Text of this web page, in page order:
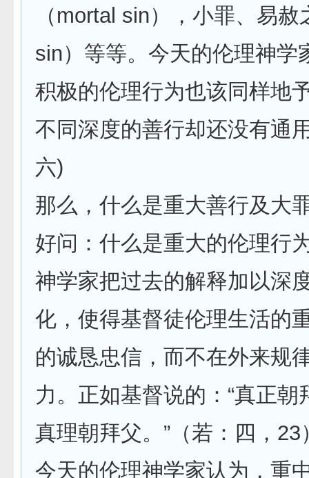
（mortal sin），小罪、易
sin）等等。今天的伦理神学
积极的伦理行为也该同样地
不同深度的善行却还没有通
六)
那么，什么是重大善行及大
好问：什么是重大的伦理行
神学家把过去的解释加以深
化，使得基督徒伦理生活的
的诚恳忠信，而不在外来规
力。正如基督说的：“真正朝
真理朝拜父。”（若：四，23
今天的伦理神学家认为，重